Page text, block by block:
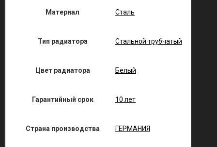
Материал Сталь
Тип радиатора Стальной трубчатый
Цвет радиатора Белый
Гарантийный срок 10 лет
Страна производства ГЕРМАНИЯ